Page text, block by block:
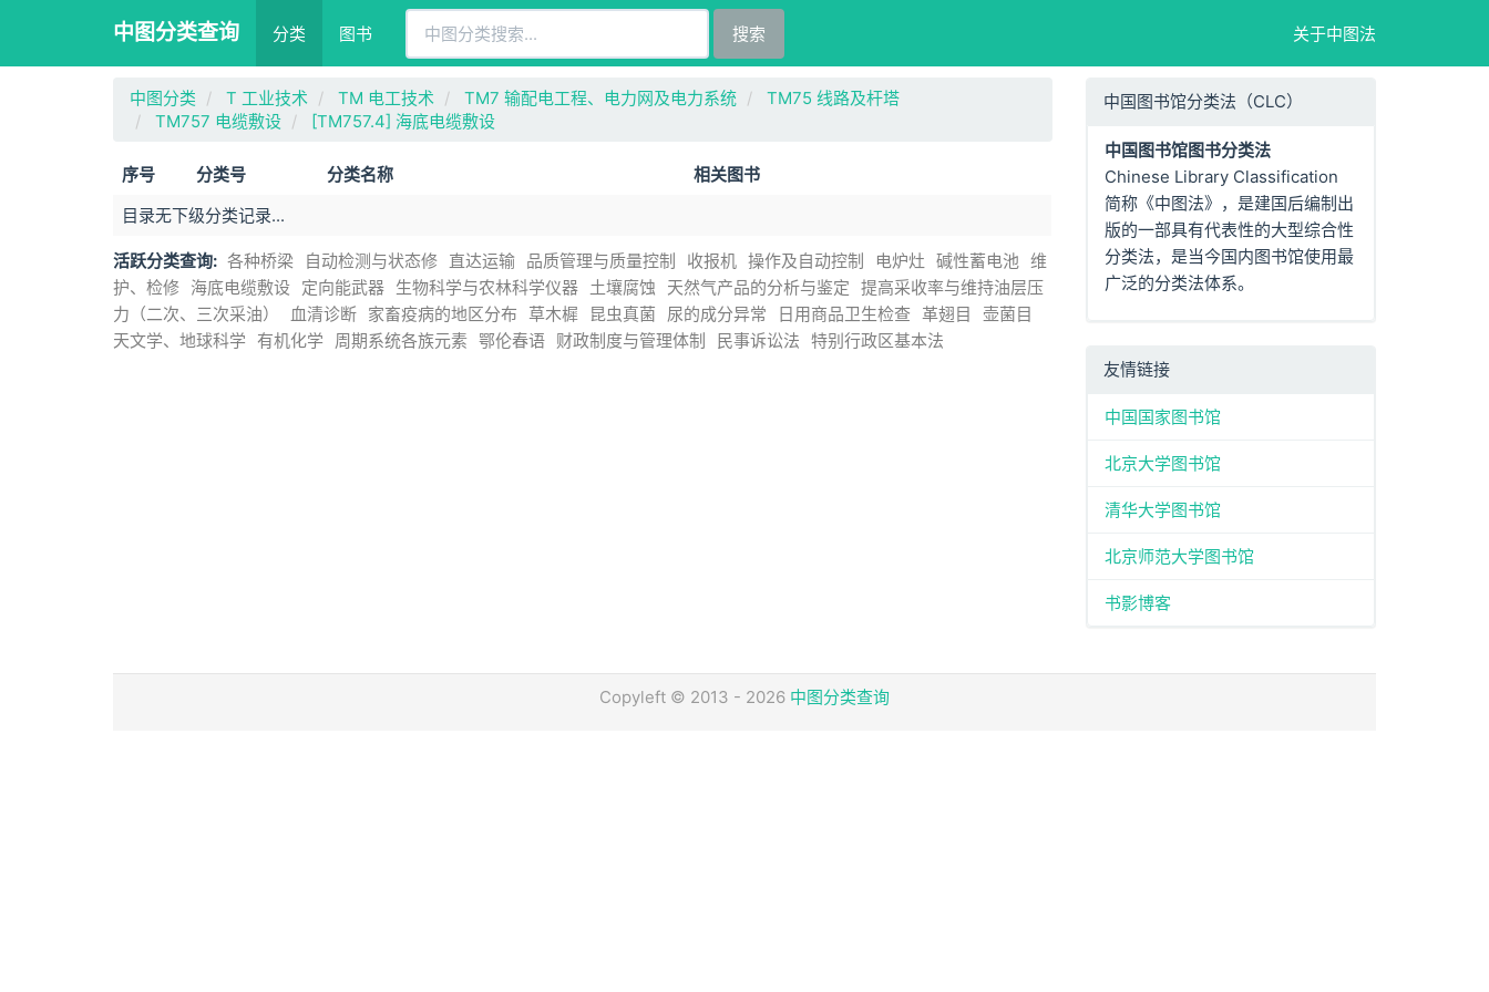
中图分类查询 分类 图书 搜索 关于中图法
中图分类 T 工业技术 TM 电工技术 TM7 输配电工程、电力网及电力系统
TM75 线路及杆塔
TM757 电缆敷设
[TM757.4] 海底电缆敷设
序号 分类号 分类名称
相关图书
目录无下级分类记录...
活跃分类查询: 各种桥梁 自动检测与状态修 直达运输 品质管理与质量控制 收报机 操作及自动控制 电炉灶 碱性蓄电池 维
护、检修 海底电缆敷设 定向能武器 生物科学与农林科学仪器 土壤腐蚀 天然气产品的分析与鉴定 提高采收率与维持油层压
力（二次、三次采油）
血清诊断 家畜疫病的地区分布 草木樨 昆虫真菌 尿的成分异常 日用商品卫生检查 革翅目
壶菌目
天文学、地球科学
有机化学 周期系统各族元素 鄂伦春语 财政制度与管理体制 民事诉讼法 特别行政区基本法
中国图书馆分类法（CLC）
中国图书馆图书分类法
Chinese Library Classification
简称《中图法》，是建国后编制出
版的一部具有代表性的大型综合性
分类法，是当今国内图书馆使用最
广泛的分类法体系。
友情链接
中国国家图书馆
北京大学图书馆
清华大学图书馆
北京师范大学图书馆
书影博客
Copyleft © 2013 - 2026 中图分类查询